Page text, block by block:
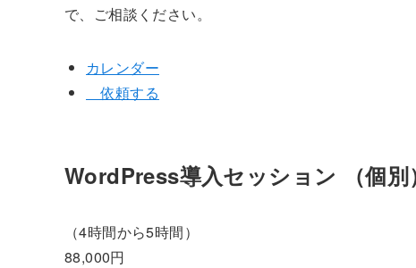
で、ご相談ください。
カレンダー
依頼する
WordPress導入セッション （個別
（4時間から5時間）
88,000円